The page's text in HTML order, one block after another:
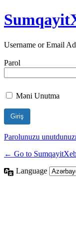
Username or Email
Parol
Məni Unutma
Parolunuzu
← Go to
Language